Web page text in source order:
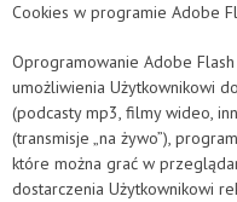
Cookies w programie Adobe
Oprogramowanie Adobe
umożliwienia Użytkownikowi
(podcasty mp3, filmy wideo,
(transmisje „na żywo”),
które można grać w
dostarczenia Użytkownikowi